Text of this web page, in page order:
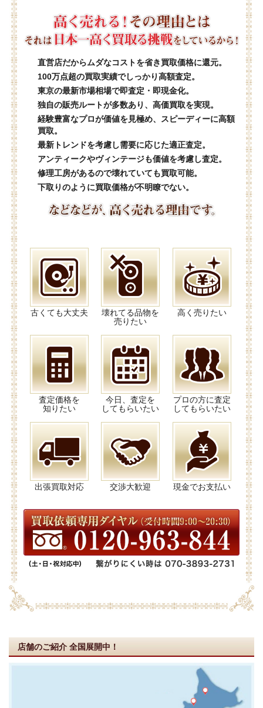
直営店だからムダなコストを省き買取価格に還元。
100万点超の買取実績でしっかり高額査定。
東京の最新市場相場で即査定・即現金化。
独自の販売ルートが多数あり、高価買取を実現。
経験豊富なプロが価値を見極め、スピーディーに高額
買取。
最新トレンドを考慮し需要に応じた適正査定。
アンティークやヴィンテージも価値を考慮し査定。
修理工房があるので壊れていても買取可能。
下取りのように買取価格が不明瞭でない。
古くても大丈夫
壊れてる品物を
売りたい
高く売りたい
査定価格を
知りたい
今日、査定を
してもらいたい
プロの方に査定
してもらいたい
出張買取対応 交渉大歓迎 現金でお支払い
店舗のご紹介 全国展開中！